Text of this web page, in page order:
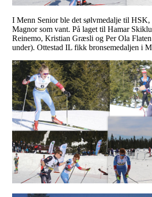
I Menn Senior ble det sølvmedalje til HSK,
Magnor som vant. På laget til Hamar
Reinemo, Kristian Græsli og Per Ola
under). Ottestad IL fikk bronsemedaljen i